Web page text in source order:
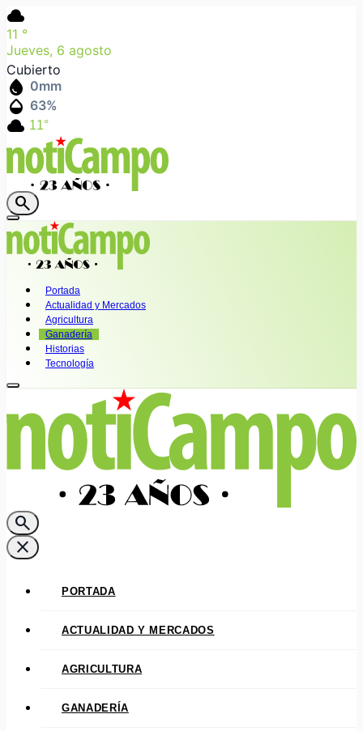
cloud
11 °
Jueves, 6 agosto
Cubierto
water_drop 0mm
humidity_mid 63%
cloud 11°
search
Portada
Actualidad y Mercados
Agricultura
Ganadería
Historias
Tecnología
search
close
PORTADA
ACTUALIDAD Y MERCADOS
AGRICULTURA
GANADERÍA